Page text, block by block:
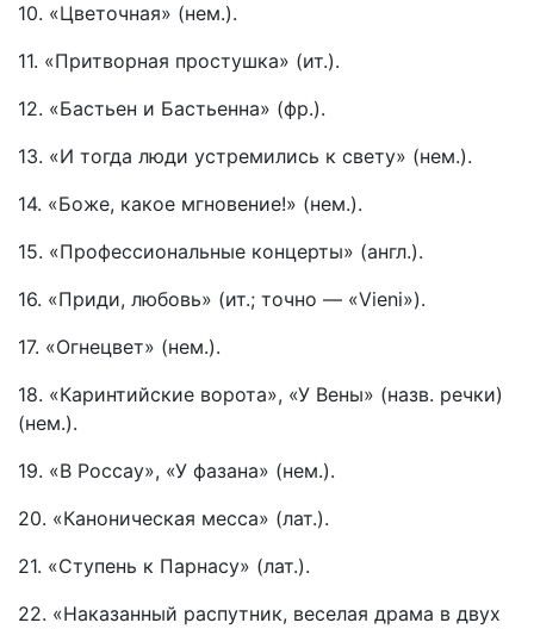
10. «Цветочная» (нем.).
11. «Притворная простушка» (ит.).
12. «Бастьен и Бастьенна» (фр.).
13. «И тогда люди устремились к свету» (нем.).
14. «Боже, какое мгновение!» (нем.).
15. «Профессиональные концерты» (англ.).
16. «Приди, любовь» (ит.; точно — «Vieni»).
17. «Огнецвет» (нем.).
18. «Каринтийские ворота», «У Вены» (назв. речки)
(нем.).
19. «В Россау», «У фазана» (нем.).
20. «Каноническая месса» (лат.).
21. «Ступень к Парнасу» (лат.).
22. «Наказанный распутник, веселая драма в двух